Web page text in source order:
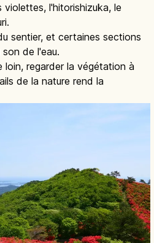
violettes, l'hitorishizuka, le
sentier, et certaines sections
de l'eau.
loin, regarder la végétation à
de la nature rend la